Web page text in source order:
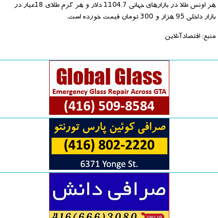
هر اونس طلا در بازارهای جهانی 1104.7 دلار و هر گرم طلای 18عیار در
بازار داخلی 95 هزار و 300 تومان قیمت خورده است.
منبع: اقتصادآنلاین